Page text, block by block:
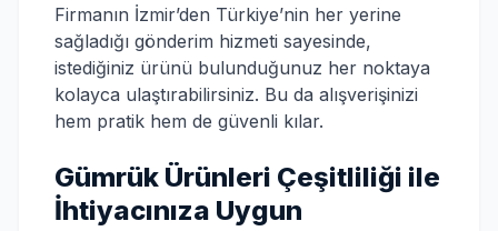
Firmanın İzmir’den Türkiye’nin her yerine
sağladığı gönderim hizmeti sayesinde,
istediğiniz ürünü bulunduğunuz her noktaya
kolayca ulaştırabilirsiniz. Bu da alışverişinizi
hem pratik hem de güvenli kılar.
Gümrük Ürünleri Çeşitliliği ile
İhtiyacınıza Uygun